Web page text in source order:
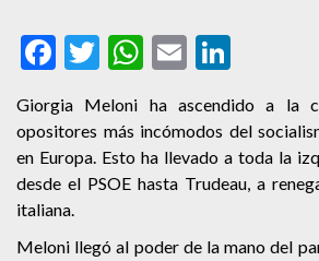
Facebook
Twitter
WhatsApp
Email
Giorgia Meloni ha ascendido a la
opositores más incómodos del
en Europa. Esto ha llevado a toda la
desde el PSOE hasta Trudeau, a
italiana.
Meloni llegó al poder de la mano del